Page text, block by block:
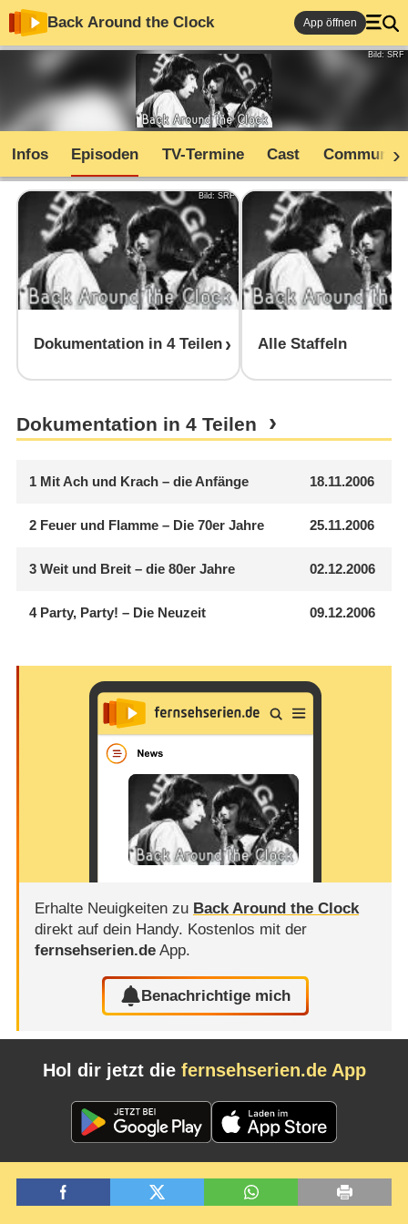
Back Around the Clock App öffnen
Bild: SRF
Infos Episoden TV-Termine Cast Community
Bild: SRF
Dokumentation in 4 Teilen Alle Staffeln
Dokumentation in 4 Teilen
1 Mit Ach und Krach – die Anfänge 18.11.2006
2 Feuer und Flamme – Die 70er Jahre 25.11.2006
3 Weit und Breit – die 80er Jahre 02.12.2006
4 Party, Party! – Die Neuzeit 09.12.2006
Erhalte Neuigkeiten zu Back Around the Clock
direkt auf dein Handy. Kostenlos mit der
fernsehserien.deApp.
Benachrichtige mich
Hol dir jetzt die fernsehserien.de App